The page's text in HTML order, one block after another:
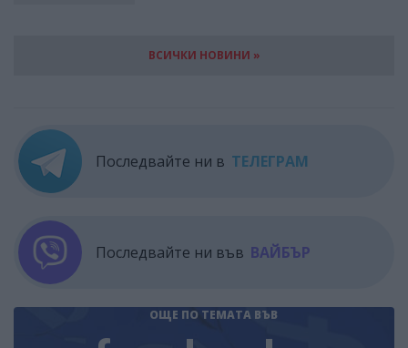
ВСИЧКИ НОВИНИ »
Последвайте ни в ТЕЛЕГРАМ
Последвайте ни във ВАЙБЪР
ОЩЕ ПО ТЕМАТА ВЪВ